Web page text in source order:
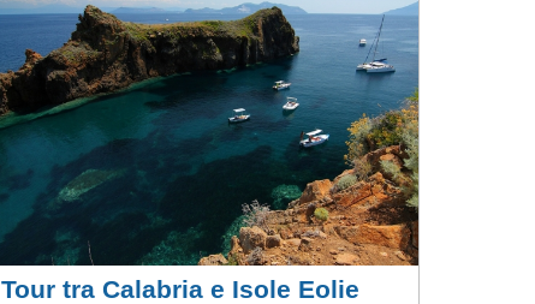
Tour tra Calabria e Isole Eolie